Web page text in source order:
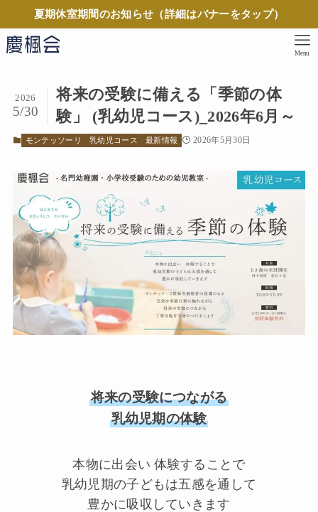
夏期休室期間のお知らせ（詳細はバナーをタップ）
Menu
将来の受験に備える「季節の体
験」 (乳幼児コース)_2026年6月～
2026
5/30
モンテッソーリ 乳幼児コース 最新情報 2026年5月30日
将来の受験につながる
乳幼児期の体験
本物に出会い 体験することで
乳幼児期の子どもは五感を通して
豊かに吸収していきます